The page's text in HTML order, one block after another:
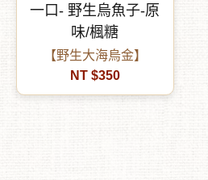
一口- 野生烏魚子-原
味/楓糖
【野生大海烏金】
NT $350